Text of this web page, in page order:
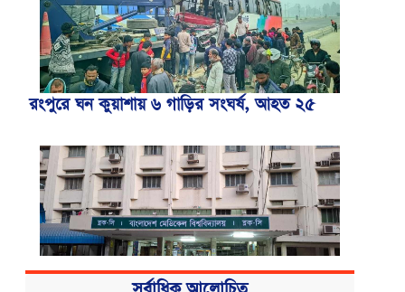
রংপুরে ঘন কুয়াশায় ৬ গাড়ির সংঘর্ষ, আহত ২৫